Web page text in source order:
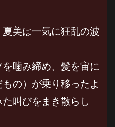
美は一気に狂乱の波
噛み締め、髪を宙に
の）が乗り移ったよ
叫びをまき散らし